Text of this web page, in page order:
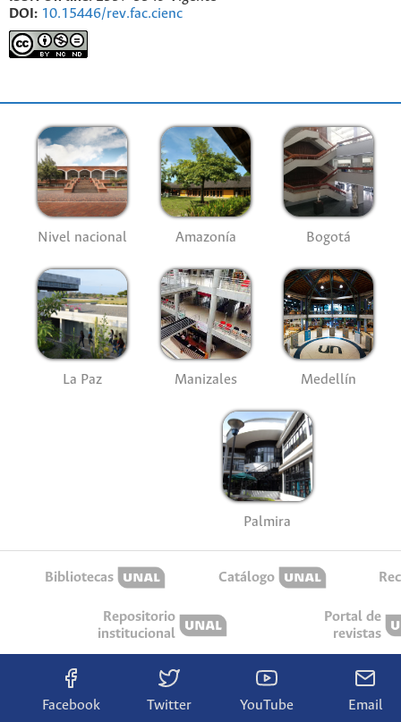
DOI: 10.15446/rev.fac.cienc
Nivel nacional Amazonía Bogotá
La Paz Manizales Medellín
Palmira
Bibliotecas Catálogo
Repositorio
institucional
Portal de
revistas
Facebook Twitter YouTube Email